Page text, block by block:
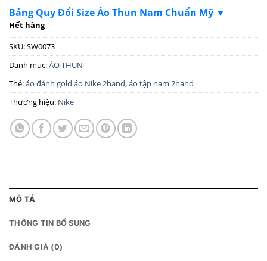
Bảng Quy Đổi Size Áo Thun Nam Chuẩn Mỹ ▼
Hết hàng
SKU:SW0073
Danh mục:ÁO THUN
Thẻ:áo đánh gold áo Nike 2hand,áo tập nam 2hand
Thương hiệu: Nike
MÔ TẢ
THÔNG TIN BỔ SUNG
ĐÁNH GIÁ (0)